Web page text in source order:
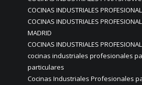
COCINAS INDUSTRIALES
COCINAS INDUSTRIALES
MADRID
COCINAS INDUSTRIALES
cocinas industriales profesionales
particulares
Cocinas Industriales Profesionales